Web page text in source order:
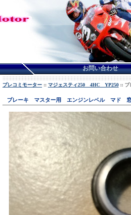
お問い合わせ
プレコミモーター :: マジェスティ250 4HC YP250 ::
ブレーキ マスター用 エンジンレベル マ